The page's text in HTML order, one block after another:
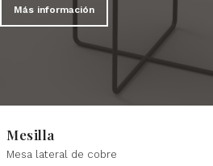
Más información
Mesilla
Mesa lateral de cobre